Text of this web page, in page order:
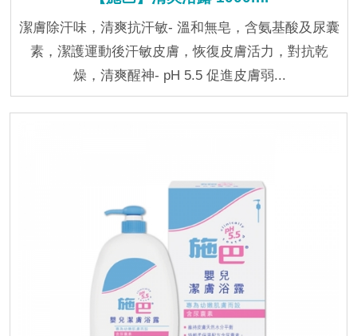
潔膚除汗味，清爽抗汗敏- 溫和無皂，含氨基酸及尿囊
素，潔護運動後汗敏皮膚，恢復皮膚活力，對抗乾
燥，清爽醒神- pH 5.5 促進皮膚弱...